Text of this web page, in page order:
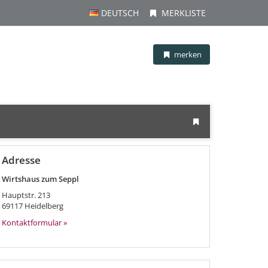
DEUTSCH MERKLISTE
merken
Adresse
Wirtshaus zum Seppl
Hauptstr. 213
69117 Heidelberg
Kontaktformular »